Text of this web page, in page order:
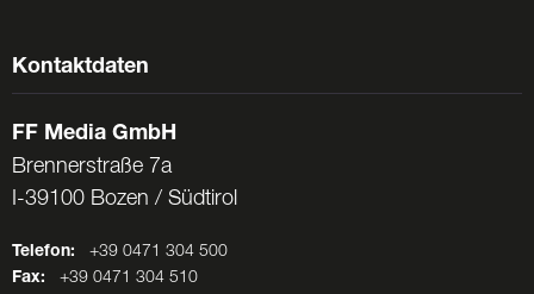
Kontaktdaten
FF Media GmbH
Brennerstraße 7a
I-39100 Bozen / Südtirol
Telefon: +39 0471 304 500
Fax: +39 0471 304 510